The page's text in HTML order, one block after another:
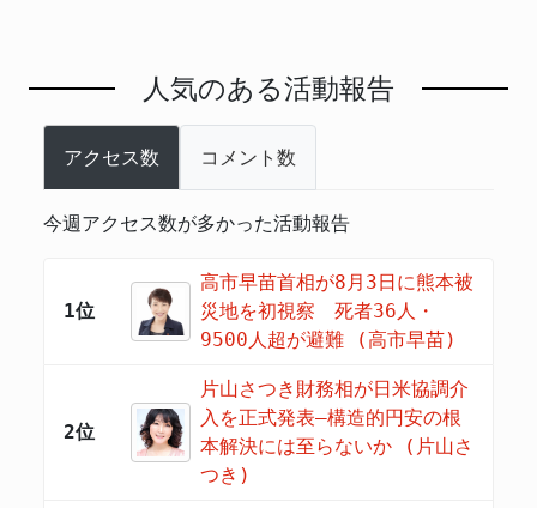
人気のある活動報告
アクセス数 コメント数
今週アクセス数が多かった活動報告
1位
高市早苗首相が8月3日に熊本被
災地を初視察 死者36人・
9500人超が避難 (高市早苗)
2位
片山さつき財務相が日米協調介
入を正式発表―構造的円安の根
本解決には至らないか (片山さ
つき)